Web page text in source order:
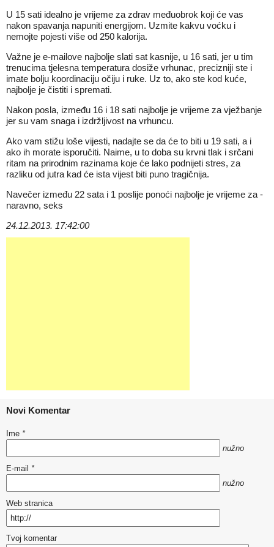
U 15 sati idealno je vrijeme za zdrav međuobrok koji će vas
nakon spavanja napuniti energijom. Uzmite kakvu voćku i
nemojte pojesti više od 250 kalorija.
Važne je e-mailove najbolje slati sat kasnije, u 16 sati, jer u tim
trenucima tjelesna temperatura dosiže vrhunac, precizniji ste i
imate bolju koordinaciju očiju i ruke. Uz to, ako ste kod kuće,
najbolje je čistiti i spremati.
Nakon posla, između 16 i 18 sati najbolje je vrijeme za vježbanje
jer su vam snaga i izdržljivost na vrhuncu.
Ako vam stižu loše vijesti, nadajte se da će to biti u 19 sati, a i
ako ih morate isporučiti. Naime, u to doba su krvni tlak i srčani
ritam na prirodnim razinama koje će lako podnijeti stres, za
razliku od jutra kad će ista vijest biti puno tragičnija.
Navečer između 22 sata i 1 poslije ponoći najbolje je vrijeme za -
naravno, seks
24.12.2013. 17:42:00
Novi Komentar
Ime *
nužno
E-mail *
nužno
Web stranica
Tvoj komentar